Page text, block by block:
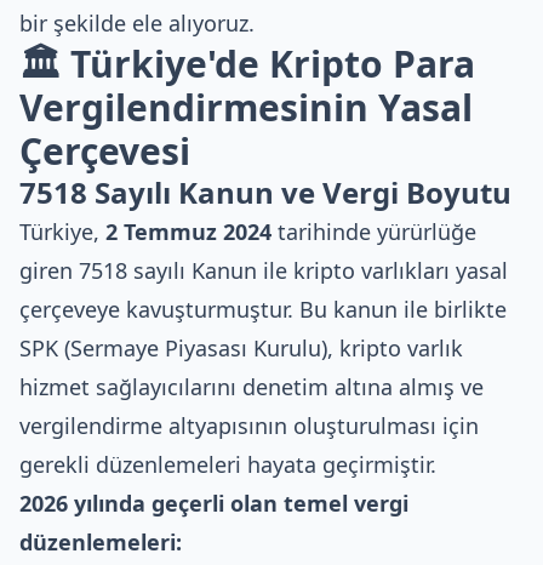
bir şekilde ele alıyoruz.
🏛️ Türkiye'de Kripto Para
Vergilendirmesinin Yasal
Çerçevesi
7518 Sayılı Kanun ve Vergi Boyutu
Türkiye, 2 Temmuz 2024 tarihinde yürürlüğe
giren 7518 sayılı Kanun ile kripto varlıkları yasal
çerçeveye kavuşturmuştur. Bu kanun ile birlikte
SPK (Sermaye Piyasası Kurulu), kripto varlık
hizmet sağlayıcılarını denetim altına almış ve
vergilendirme altyapısının oluşturulması için
gerekli düzenlemeleri hayata geçirmiştir.
2026 yılında geçerli olan temel vergi
düzenlemeleri: